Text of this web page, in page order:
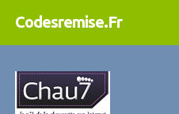
Codesremise.Fr